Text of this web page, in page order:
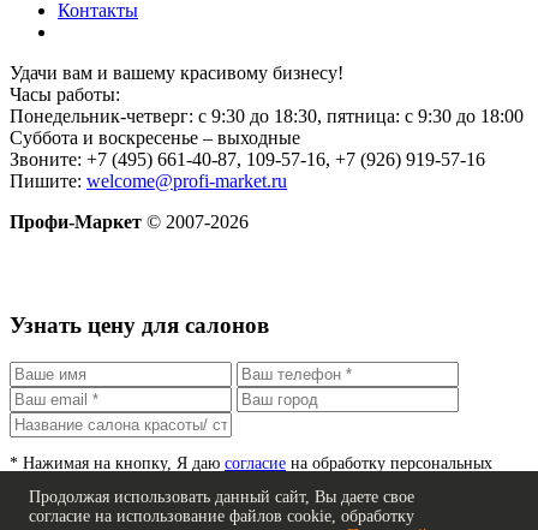
Продолжая использовать данный сайт, Вы даете свое
согласие на использование файлов cookie, обработку
Контакты
Удачи вам и вашему красивому бизнесу!
Часы работы:
Понедельник-четверг: с 9:30 до 18:30, пятница: с 9:30 до 18:00
Суббота и воскресенье – выходные
Звоните: +7 (495) 661-40-87, 109-57-16, +7 (926) 919-57-16
Пишите: welcome@profi-market.ru
Профи-Маркет © 2007-2026
Узнать цену для салонов
* Нажимая на кнопку, Я даю согласие на обработку персональных